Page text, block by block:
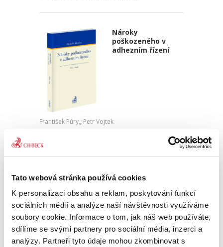
Tato webová stránka používá cookies
K personalizaci obsahu a reklam, poskytování funkcí
sociálních médií a analýze naší návštěvnosti využíváme
soubory cookie. Informace o tom, jak náš web používáte,
sdílíme se svými partnery pro sociální média, inzerci a
analýzy. Partneři tyto údaje mohou zkombinovat s
Nároky
poškozeného v
adhezním řízení
František Púry,, Petr Vojtek
690,00 Kč
trestným činem, které se uplatňují v trestním
(adhezním) řízení a o nichž se rozhoduje v
tomto řízení. V tomto směru...
Obchodní smlouvy.